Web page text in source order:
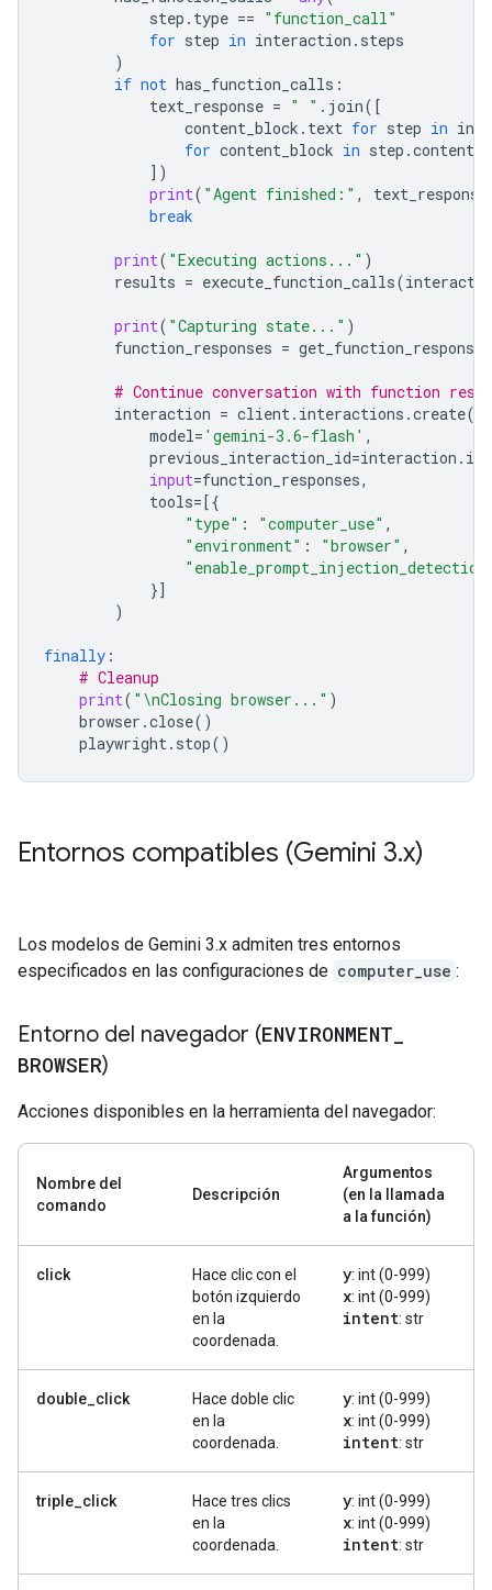
step . type == "function_call"
for step in interaction . steps
)
if not has_function_calls :
text_response = " " . join([
content_block . text for step in
for content_block in step .content
])
print( "Agent finished:" , text_response
break
print( "Executing actions..." )
results = execute_function_calls(
print( "Capturing state..." )
function_responses = get_function_responses
# Continue conversation with function
interaction = client. interactions .create(
model= 'gemini-3.6-flash' ,
previous_interaction_id=interaction . id
input=function_responses,
tools=[{
"type" : "computer_use" ,
"environment" : "browser" ,
}]
)
finally :
# Cleanup
print( " \nClosing browser..." )
browser .close()
playwright. stop()
Entornos compatibles (Gemini 3.x)
Los modelos de Gemini 3.x admiten tres entornos
especificados en las configuraciones de computer_use :
Entorno del navegador (ENVIRONMENT
BROWSER)
Acciones disponibles en la herramienta del navegador:
Nombre del
comando
Descripción
Argumentos
(en la llamada
a la función)
click
Hace clic con el
botón izquierdo
en la
coordenada.
y: int (0-999)
x: int (0-999)
intent: str
double_click
Hace doble clic
en la
coordenada.
y: int (0-999)
x: int (0-999)
intent: str
triple_click
Hace tres clics
en la
coordenada.
y: int (0-999)
x: int (0-999)
intent: str